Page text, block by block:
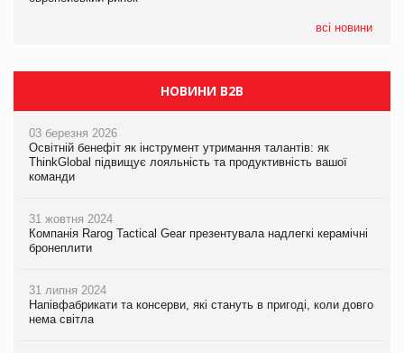
всі новини
НОВИНИ B2B
03 березня 2026
Освітній бенефіт як інструмент утримання талантів: як
ThinkGlobal підвищує лояльність та продуктивність вашої
команди
31 жовтня 2024
Компанія Rarog Tactical Gear презентувала надлегкі керамічні
бронеплити
31 липня 2024
Напівфабрикати та консерви, які стануть в пригоді, коли довго
нема світла